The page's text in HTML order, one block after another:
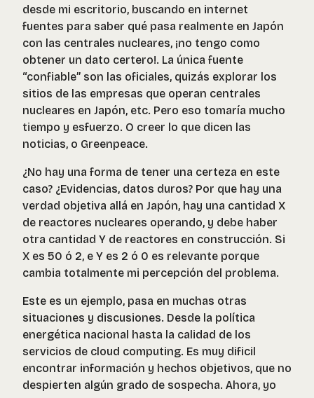
desde mi escritorio, buscando en internet
fuentes para saber qué pasa realmente en Japón
con las centrales nucleares, ¡no tengo como
obtener un dato certero!. La única fuente
“confiable” son las oficiales, quizás explorar los
sitios de las empresas que operan centrales
nucleares en Japón, etc. Pero eso tomaría mucho
tiempo y esfuerzo. O creer lo que dicen las
noticias, o Greenpeace.
¿No hay una forma de tener una certeza en este
caso? ¿Evidencias, datos duros? Por que hay una
verdad objetiva allá en Japón, hay una cantidad X
de reactores nucleares operando, y debe haber
otra cantidad Y de reactores en construcción. Si
X es 50 ó 2, e Y es 2 ó 0 es relevante porque
cambia totalmente mi percepción del problema.
Este es un ejemplo, pasa en muchas otras
situaciones y discusiones. Desde la política
energética nacional hasta la calidad de los
servicios de cloud computing. Es muy dificil
encontrar información y hechos objetivos, que no
despierten algún grado de sospecha. Ahora, yo